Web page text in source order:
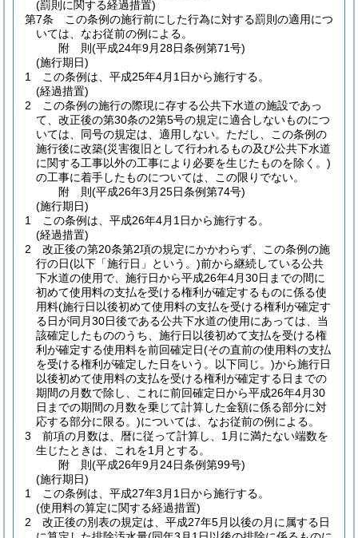
(罰則に関する経過措置)
第7条
この条例の施行前にした行為に対する罰則の適用につ
いては、なお従前の例による。
附 則(平成24年9月28日条例第71号)
(施行期日)
1
この条例は、平成25年4月1日から施行する。
(経過措置)
2
この条例の施行の際現に存する公共下水道の施設であっ
て、改正後の第30条の2第5号の規定に適合しないものにつ
いては、同号の規定は、適用しない。 ただし、この条例の
施行後に改築(災害復旧として行われるもの及び公共下水道
に関する工事以外の工事により必要を生じたものを除く。)
の工事に着手したものについては、この限りでない。
附 則(平成26年3月25日条例第74号)
(施行期日)
1
この条例は、平成26年4月1日から施行する。
(経過措置)
2
改正後の第20条第2項の規定にかかわらず、この条例の施
行の日(以下「施行日」という。)前から継続している公共
下水道の使用で、施行日から平成26年4月30日までの間に
初めて使用料の支払を受ける権利が確定するものに係る使
用料(施行日以後初めて使用料の支払を受ける権利が確定す
る日が同月30日後である公共下水道の使用にあっては、当
該確定したもののうち、施行日以後初めて支払を受ける権
利が確定する使用料を前回確定日(その直前の使用料の支払
を受ける権利が確定した日をいう。以下同じ。)から施行日
以後初めて使用料の支払を受ける権利が確定する日までの
期間の月数で除し、これに前回確定日から平成26年4月30
日までの期間の月数を乗じて計算した金額に係る部分に対
応する部分に限る。)については、なお従前の例による。
3
前項の月数は、暦に従って計算し、1月に満たない端数を
生じたときは、これを1月とする。
附 則(平成26年9月24日条例第99号)
(施行期日)
1
この条例は、平成27年3月1日から施行する。
(使用料の算定に関する経過措置)
2
改正後の別表の規定は、平成27年5月以後の月に属する日